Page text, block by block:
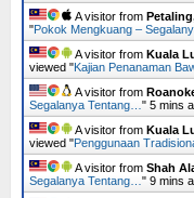
A visitor from
"Pokok Mengkuang –
A visitor from Kuala
viewed "Kajian Penanaman
A visitor from
Segalanya Tentang… " 5 mins
A visitor from Kuala
viewed "Penggunaan
A visitor from Shah
Segalanya Tentang… " 9 mins